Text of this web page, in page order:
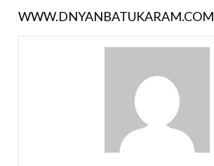
WWW.DNYANBATUKARAM.COM